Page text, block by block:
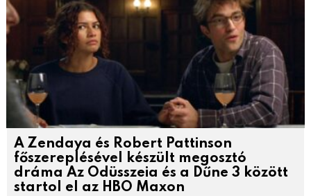
A Zendaya és Robert Pattinson
főszereplésével készült megosztó
dráma Az Odüsszeia és a Dűne 3 között
startol el az HBO Maxon